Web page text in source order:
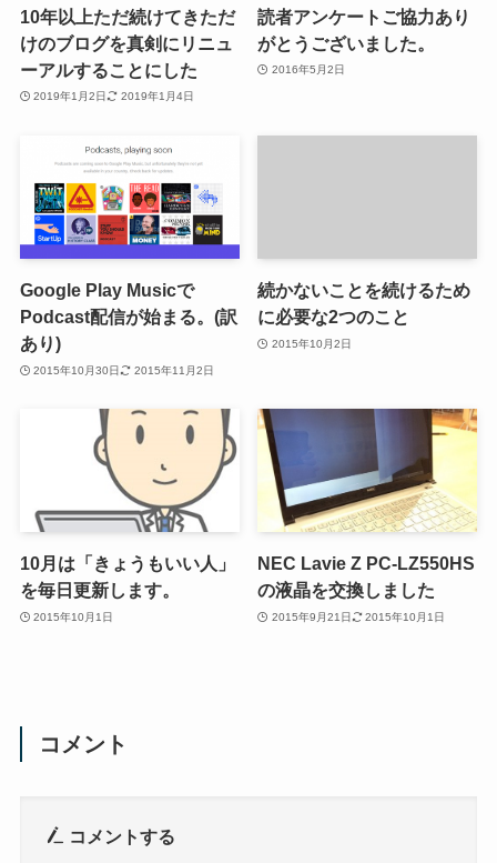
10年以上ただ続けてきただ
けのブログを真剣にリニュ
ーアルすることにした
2019年1月2日 2019年1月4日
読者アンケートご協力あり
がとうございました。
2016年5月2日
Google Play Musicで
Podcast配信が始まる。(訳
あり)
2015年10月30日 2015年11月2日
続かないことを続けるため
に必要な2つのこと
2015年10月2日
10月は「きょうもいい人」
を毎日更新します。
2015年10月1日
NEC Lavie Z PC-LZ550HS
の液晶を交換しました
2015年9月21日 2015年10月1日
コメント
コメントする